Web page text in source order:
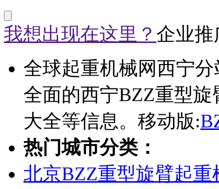
我想出现在这里？ 企业推
全球起重机械网西宁
全面的西宁BZZ重型
大全等信息。移动版:
热门城市分类：
北京BZZ重型旋臂起重